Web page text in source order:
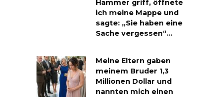
Hammer griff, öffnete
ich meine Mappe und
sagte: „Sie haben eine
Sache vergessen“…
Meine Eltern gaben
meinem Bruder 1,3
Millionen Dollar und
nannten mich einen